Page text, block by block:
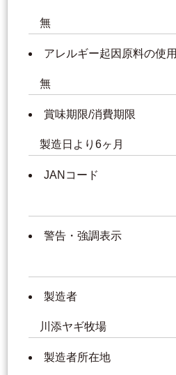
無
アレルギー起因原料の使用
無
賞味期限/消費期限
製造日より6ヶ月
JANコード
警告・強調表示
製造者
川添ヤギ牧場
製造者所在地